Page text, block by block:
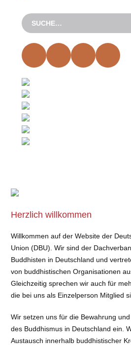
Herzlich willkommen
Willkommen auf der Website der
Union (DBU). Wir sind der
Buddhisten in Deutschland und
von buddhistischen Organisationen
Gleichzeitig sprechen wir auch für
die bei uns als Einzelperson Mitglied
Wir setzen uns für die Bewahrung
des Buddhismus in Deutschland ein.
Austausch innerhalb buddhistischer